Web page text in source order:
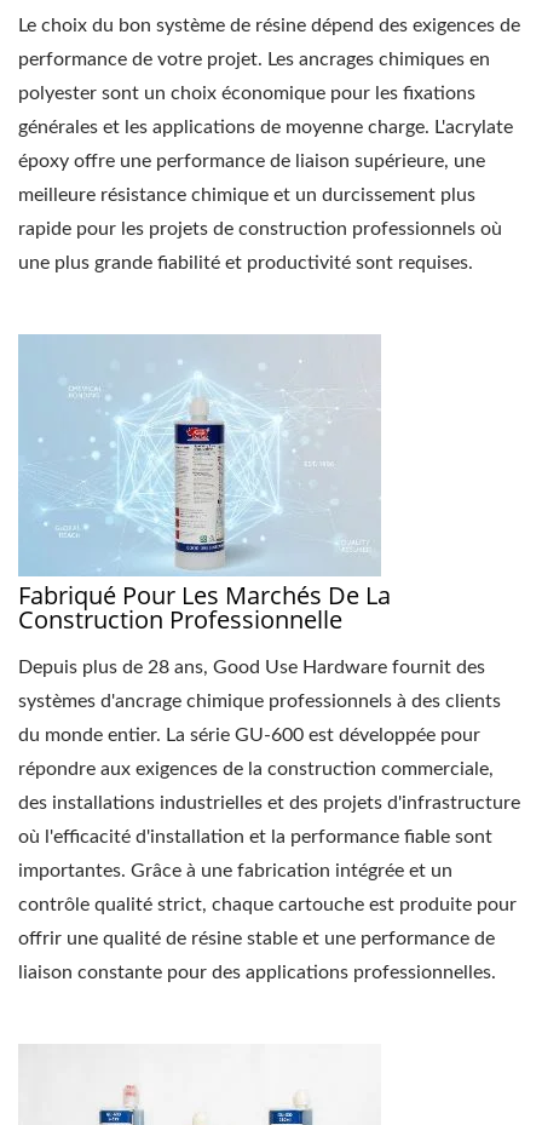
Le choix du bon système de résine dépend des exigences de
performance de votre projet. Les ancrages chimiques en
polyester sont un choix économique pour les fixations
générales et les applications de moyenne charge. L'acrylate
époxy offre une performance de liaison supérieure, une
meilleure résistance chimique et un durcissement plus
rapide pour les projets de construction professionnels où
une plus grande fiabilité et productivité sont requises.
Fabriqué Pour Les Marchés De La
Construction Professionnelle
Depuis plus de 28 ans, Good Use Hardware fournit des
systèmes d'ancrage chimique professionnels à des clients
du monde entier. La série GU-600 est développée pour
répondre aux exigences de la construction commerciale,
des installations industrielles et des projets d'infrastructure
où l'efficacité d'installation et la performance fiable sont
importantes. Grâce à une fabrication intégrée et un
contrôle qualité strict, chaque cartouche est produite pour
offrir une qualité de résine stable et une performance de
liaison constante pour des applications professionnelles.